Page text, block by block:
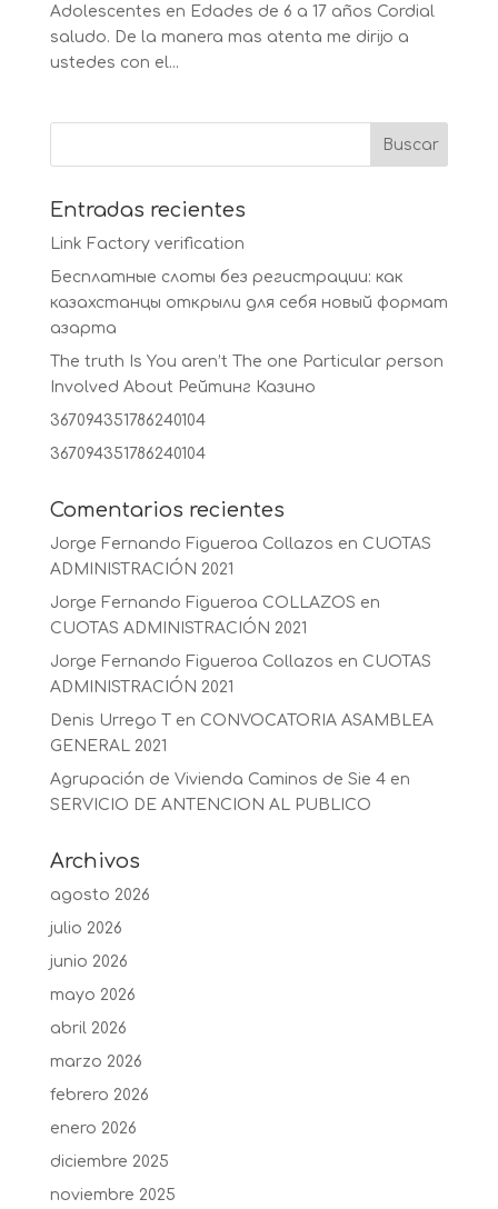
Adolescentes en Edades de 6 a 17 años Cordial
saludo. De la manera mas atenta me dirijo a
ustedes con el...
Entradas recientes
Link Factory verification
Бесплатные слоты без регистрации: как
казахстанцы открыли для себя новый формат
азарта
The truth Is You aren’t The one Particular person
Involved About Рейтинг Казино
367094351786240104
367094351786240104
Comentarios recientes
Jorge Fernando Figueroa Collazos en CUOTAS
ADMINISTRACIÓN 2021
Jorge Fernando Figueroa COLLAZOS en
CUOTAS ADMINISTRACIÓN 2021
Jorge Fernando Figueroa Collazos en CUOTAS
ADMINISTRACIÓN 2021
Denis Urrego T
en CONVOCATORIA ASAMBLEA
GENERAL 2021
Agrupación de Vivienda Caminos de Sie 4en
SERVICIO DE ANTENCION AL PUBLICO
Archivos
agosto 2026
julio 2026
junio 2026
mayo 2026
abril 2026
marzo 2026
febrero 2026
enero 2026
diciembre 2025
noviembre 2025